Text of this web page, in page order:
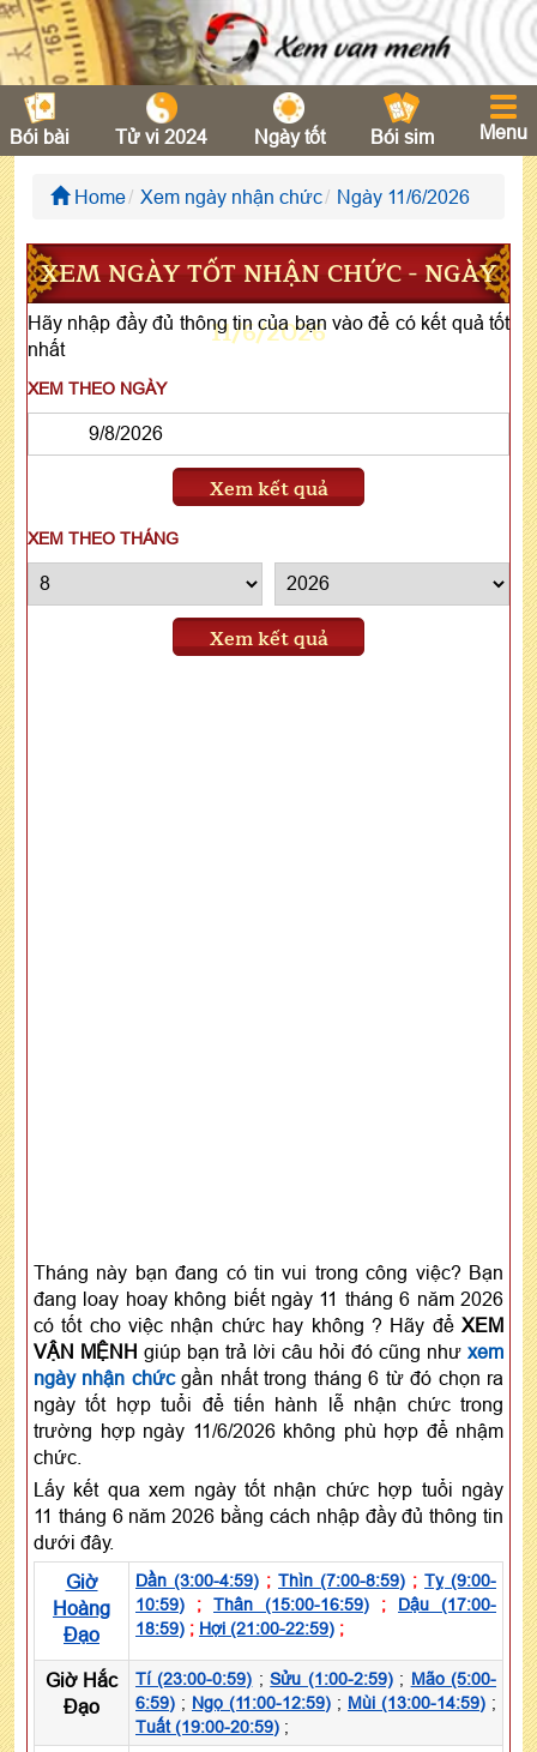
Bói bài Tử vi 2024 Ngày tốt Bói sim Menu
Home Xem ngày nhận chức Ngày 11/6/2026
XEM NGÀY TỐT NHẬN CHỨC - NGÀY
11/6/2026
Hãy nhập đầy đủ thông tin của bạn vào để có kết quả tốt
nhất
XEM THEO NGÀY
Xem kết quả
XEM THEO THÁNG
Xem kết quả
Tháng này bạn đang có tin vui trong công việc? Bạn
đang loay hoay không biết ngày 11 tháng 6 năm 2026
có tốt cho việc nhận chức hay không ? Hãy để XEM
VẬN MỆNH giúp bạn trả lời câu hỏi đó cũng như xem
ngày nhận chứcgần nhất trong tháng 6 từ đó chọn ra
ngày tốt hợp tuổi để tiến hành lễ nhận chức trong
trường hợp ngày 11/6/2026 không phù hợp để nhậm
chức.
Lấy kết qua xem ngày tốt nhận chức hợp tuổi ngày
11 tháng 6 năm 2026 bằng cách nhập đầy đủ thông tin
dưới đây.
Giờ
Hoàng
Đạo
Dần (3:00-4:59) ; Thìn (7:00-8:59) ; Tỵ (9:00-
10:59) ; Thân (15:00-16:59) ; Dậu (17:00-
18:59) ; Hợi (21:00-22:59) ;
Giờ Hắc
Đạo
Tí (23:00-0:59) ;Sửu (1:00-2:59); Mão (5:00-
6:59) ; Ngọ (11:00-12:59) ; Mùi (13:00-14:59) ;
Tuất (19:00-20:59) ;